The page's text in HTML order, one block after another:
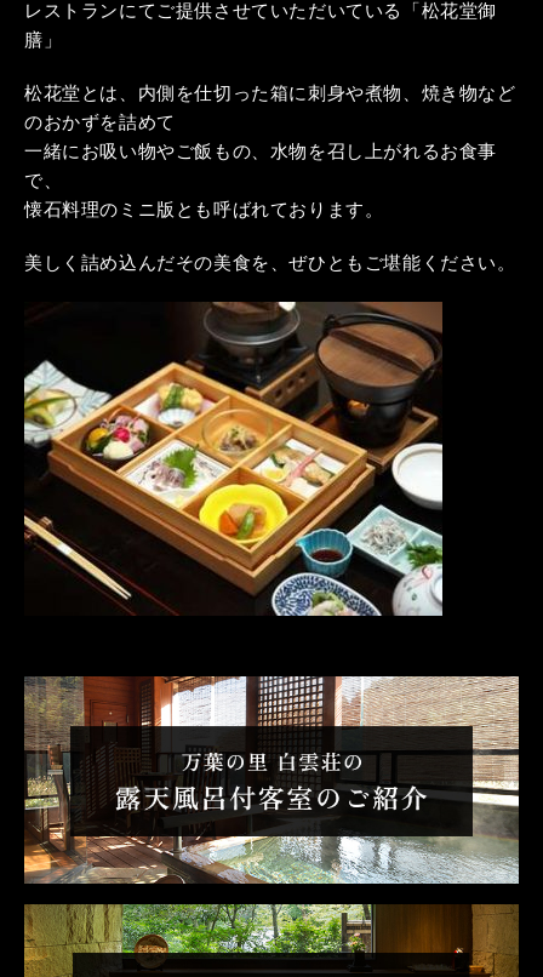
レストランにてご提供させていただいている「松花堂御
膳」
松花堂とは、内側を仕切った箱に刺身や煮物、焼き物など
のおかずを詰めて
一緒にお吸い物やご飯もの、水物を召し上がれるお食事
で、
懐石料理のミニ版とも呼ばれております。
美しく詰め込んだその美食を、ぜひともご堪能ください。